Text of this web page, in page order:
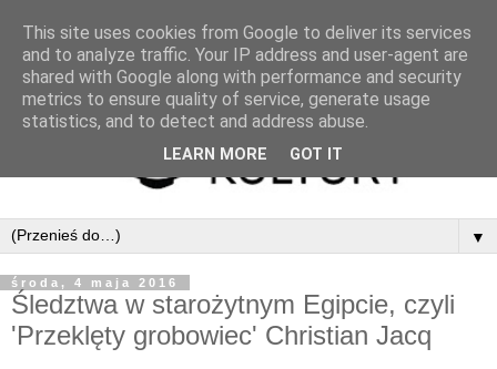
▼
środa, 4 maja 2016
Śledztwa w starożytnym Egipcie, czyli
'Przeklęty grobowiec' Christian Jacq
This site uses cookies from Google to deliver its services
and to analyze traffic. Your IP address and user-agent are
shared with Google along with performance and security
metrics to ensure quality of service, generate usage
statistics, and to detect and address abuse.
LEARN MORE GOT IT